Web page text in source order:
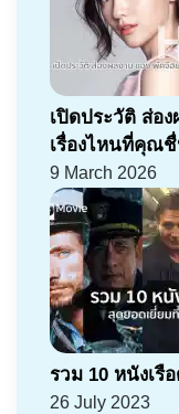
เปิดประวัติ ส่อ
เรื่องไหนที่คุณ
9 March 2026
รวม 10 หนังเรื
26 July 2023